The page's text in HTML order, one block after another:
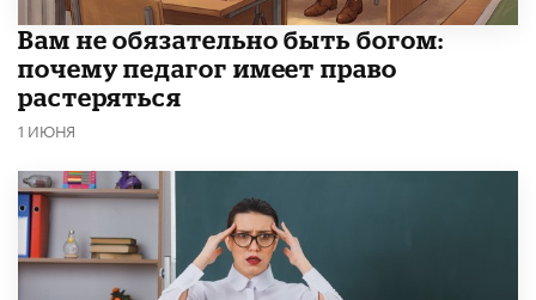
​Вам не обязательно быть богом:
почему педагог имеет право
растеряться
1 ИЮНЯ